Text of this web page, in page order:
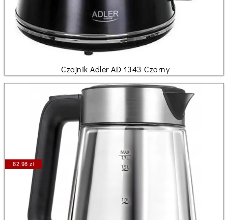
Czajnik Adler AD 1343 Czarny
82.98 zł